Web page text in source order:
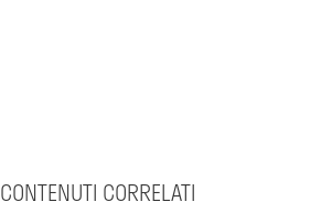
CONTENUTI CORRELATI